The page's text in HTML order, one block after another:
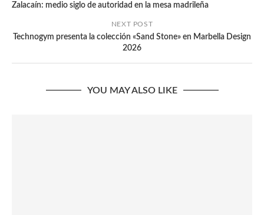
Zalacaín: medio siglo de autoridad en la mesa madrileña
NEXT POST
Technogym presenta la colección «Sand Stone» en Marbella Design
2026
YOU MAY ALSO LIKE